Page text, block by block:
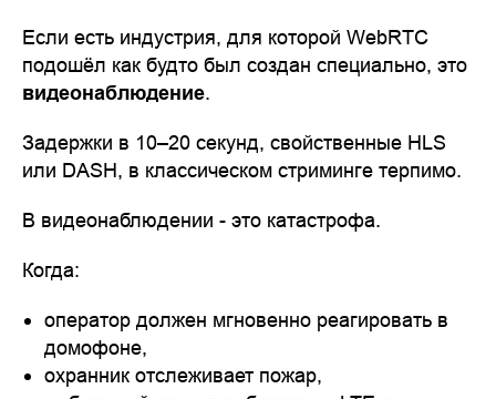
Если есть индустрия, для которой WebRTC
подошёл как будто был создан специально, это
видеонаблюдение.
Задержки в 10–20 секунд, свойственные HLS
или DASH, в классическом стриминге терпимо.
В видеонаблюдении - это катастрофа.
Когда:
оператор должен мгновенно реагировать в
домофоне,
охранник отслеживает пожар,